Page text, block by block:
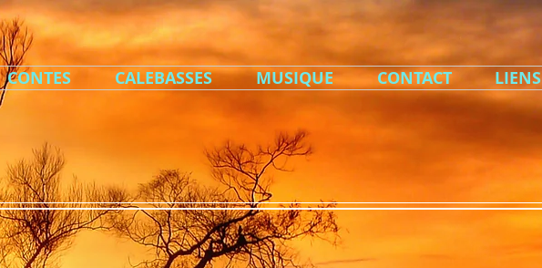
CONTES CALEBASSES MUSIQUE CONTACT LIENS